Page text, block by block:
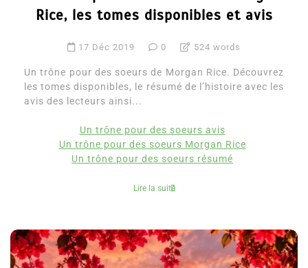
Rice, les tomes disponibles et avis
17 Déc 2019 0 524 words
Un trône pour des soeurs de Morgan Rice. Découvrez
les tomes disponibles, le résumé de l’histoire avec les
avis des lecteurs ainsi...
Un trône pour des soeurs avis
Un trône pour des soeurs Morgan Rice
Un trône pour des soeurs résumé
Lire la suite